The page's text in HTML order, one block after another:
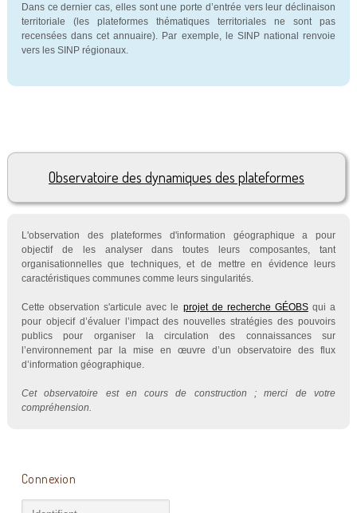
Dans ce dernier cas, elles sont une porte d’entrée vers leur déclinaison
territoriale (les plateformes thématiques territoriales ne sont pas
recensées dans cet annuaire). Par exemple, le SINP national renvoie
vers les SINP régionaux.
Observatoire des dynamiques des plateformes
L'observation des plateformes d'information géographique a pour
objectif de les analyser dans toutes leurs composantes, tant
organisationnelles que techniques, et de mettre en évidence leurs
caractéristiques communes comme leurs singularités.
Cette observation s'articule avec le projet de recherche GÉOBSqui a
pour objecif d’évaluer l’impact des nouvelles stratégies des pouvoirs
publics pour organiser la circulation des connaissances sur
l’environnement par la mise en œuvre d’un observatoire des flux
d’information géographique.
Cet observatoire est en cours de construction ; merci de votre
compréhension.
Connexion